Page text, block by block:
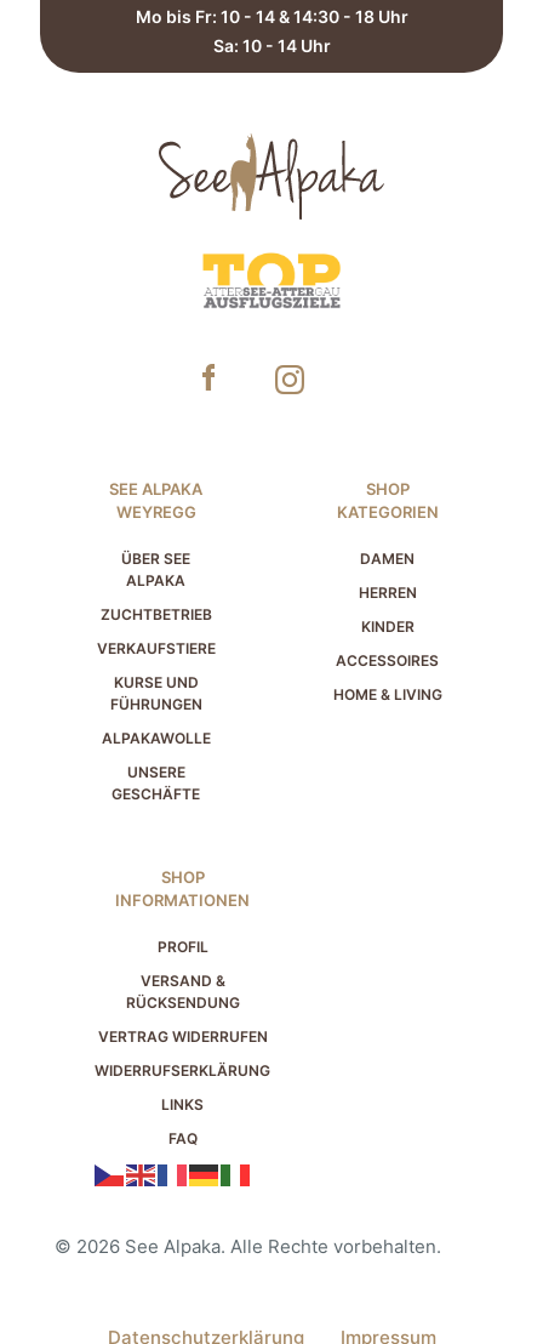
Mo bis Fr: 10 - 14 & 14:30 - 18 Uhr
Sa: 10 - 14 Uhr​
SEE ALPAKA
WEYREGG
ÜBER SEE
ALPAKA
ZUCHTBETRIEB
VERKAUFSTIERE
KURSE UND
FÜHRUNGEN
ALPAKAWOLLE
UNSERE
GESCHÄFTE
SHOP
KATEGORIEN
DAMEN
HERREN
KINDER
ACCESSOIRES
HOME & LIVING
SHOP
INFORMATIONEN
PROFIL
VERSAND &
RÜCKSENDUNG
VERTRAG WIDERRUFEN
WIDERRUFSERKLÄRUNG
LINKS
FAQ
© 2026 See Alpaka. Alle Rechte vorbehalten.
Datenschutzerklärung Impressum